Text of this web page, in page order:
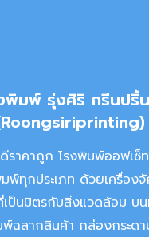
พิมพ์ รุ่งศิริ กรีนปริ้
าคาถูก โรงพิมพ์ออฟเซ็
ทุกประเภท ด้วยเครื่องจั
เป็นมิตรกับสิ่งแวดล้อม บ
พ์ฉลากสินค้า กล่องกระด